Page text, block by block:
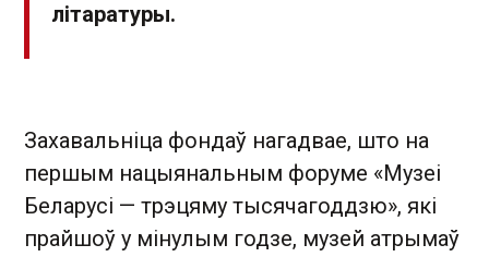
літаратуры.
Захавальніца фондаў нагадвае, што на
першым нацыянальным форуме «Музеі
Беларусі — трэцяму тысячагоддзю», які
прайшоў у мінулым годзе, музей атрымаў